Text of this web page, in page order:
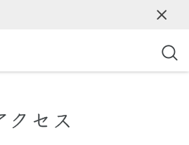
クセス